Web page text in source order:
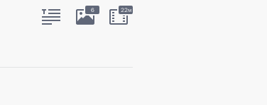
6 22м